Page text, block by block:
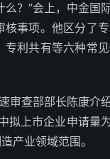
？”会上，中金国
事项。他区分了
利共有等六种常
查部部长陈康介
拟上市企业申请量
产业领域范围。